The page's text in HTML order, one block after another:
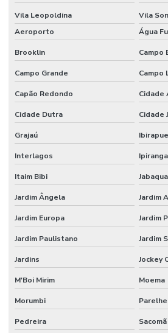
Embalagens Técnicas Para Alimentos Em
Embalagens Técnicas Para Armazenagem
Embalagens Técnicas Para
Embalagens Técnicas Para Produtos De
Embalagens Técnicas Para Produtos
Embalagens Tecnológicas Para Indústria
Empresa De Recuperação De Plásticos
Empresa De Recuperação E Extrusão
Extrusão De Filme Técnico Sob Medida
Extrusão De Filmes Técnicos Personalizados
Extrusão De Materiais Plásticos
Extrusão De Plásticos Para Indústria
Vila Leopoldina
Vila
Aeroporto
Água
Brooklin Campo
Campo Grande Campo
Capão Redondo Cidade
Cidade Dutra Cidade
Grajaú
Interlagos Ipiranga
Itaim Bibi
Jardim Ângela Jardim
Jardim Europa Jardim
Jardim Paulistano Jardim
Jardins Jockey
M'Boi Mirim Moema
Morumbi
Pedreira Sacomã